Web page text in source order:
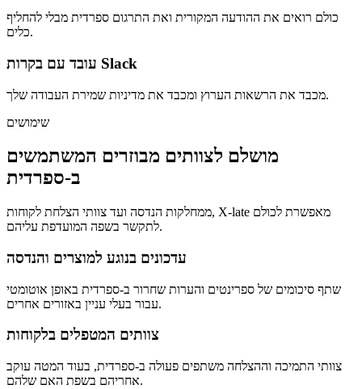
כולם רואים את ההודעה המקורית ואת התרגום ספרדית מבלי להחליף
כלים.
עובד עם בקרות Slack
מכבד את הרשאות הערוץ ומכבד את מדיניות שמירת העבודה שלך.
שימושים
מושלם לצוותים מבוזרים המשתמשים
ב-ספרדית
ממחלקות הנדסה ועד צוותי הצלחת לקוחות, X-late מאפשרת לכולם
לתקשר בשפה המועדפת עליהם.
עדכונים בנוגע למוצרים והנדסה
שתף סיכומים של ספרינטים והערות שחרור ב-ספרדית באופן אוטומטי
עבור בעלי עניין באזורים אחרים.
צוותים המטפלים בלקוחות
צוותי התמיכה וההצלחה משתפים פעולה ב-ספרדית, בעוד המטה עוקב
אחריהם בשפת האם שלהם.